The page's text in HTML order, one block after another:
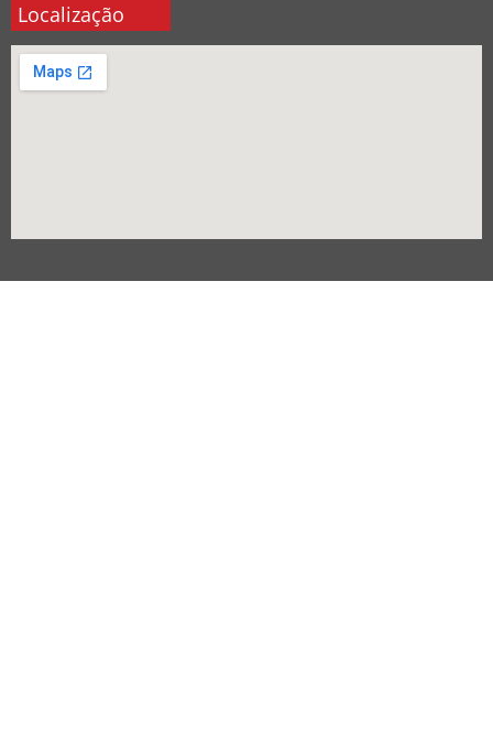
Localização